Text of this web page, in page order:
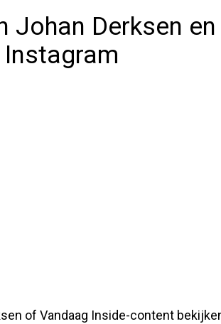
Johan Derksen
of Vandaag Inside-content